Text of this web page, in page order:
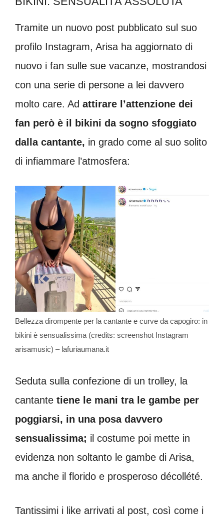
Tramite un nuovo post pubblicato sul suo
profilo Instagram, Arisa ha aggiornato di
nuovo i fan sulle sue vacanze, mostrandosi
con una serie di persone a lei davvero
molto care. Ad attirare l’attenzione dei
fan però è il bikini da sogno sfoggiato
dalla cantante, in grado come al suo solito
di infiammare l’atmosfera:
Bellezza dirompente per la cantante e curve da capogiro: in
bikini è sensualissima (credits: screenshot Instagram
arisamusic) – lafuriaumana.it
Seduta sulla confezione di un trolley, la
cantante tiene le mani tra le gambe per
poggiarsi, in una posa davvero
sensualissima; il costume poi mette in
evidenza non soltanto le gambe di Arisa,
ma anche il florido e prosperoso décollété.
Tantissimi i like arrivati al post, così come i